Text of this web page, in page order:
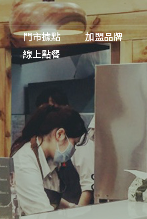
門市據點
線上點餐
加盟品牌